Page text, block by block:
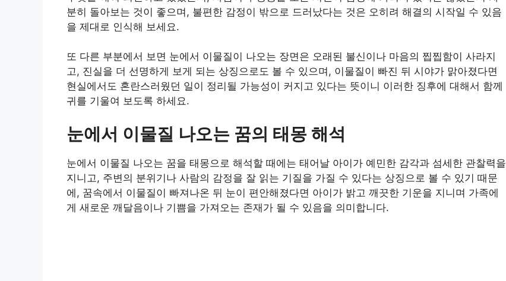
분히 돌아보는 것이 좋으며, 불편한 감정이 밖으로 드러났다는 것은 오히려 해결의 시작일 수 있음
을 제대로 인식해 보세요.
또 다른 부분에서 보면 눈에서 이물질이 나오는 장면은 오래된 불신이나 마음의 찝찝함이 사라지
고, 진실을 더 선명하게 보게 되는 상징으로도 볼 수 있으며, 이물질이 빠진 뒤 시야가 맑아졌다면
현실에서도 혼란스러웠던 일이 정리될 가능성이 커지고 있다는 뜻이니 이러한 징후에 대해서 함께
귀를 기울여 보도록 하세요.
눈에서 이물질 나오는 꿈의 태몽 해석
눈에서 이물질 나오는 꿈을 태몽으로 해석할 때에는 태어날 아이가 예민한 감각과 섬세한 관찰력을
지니고, 주변의 분위기나 사람의 감정을 잘 읽는 기질을 가질 수 있다는 상징으로 볼 수 있기 때문
에, 꿈속에서 이물질이 빠져나온 뒤 눈이 편안해졌다면 아이가 밝고 깨끗한 기운을 지니며 가족에
게 새로운 깨달음이나 기쁨을 가져오는 존재가 될 수 있음을 의미합니다.